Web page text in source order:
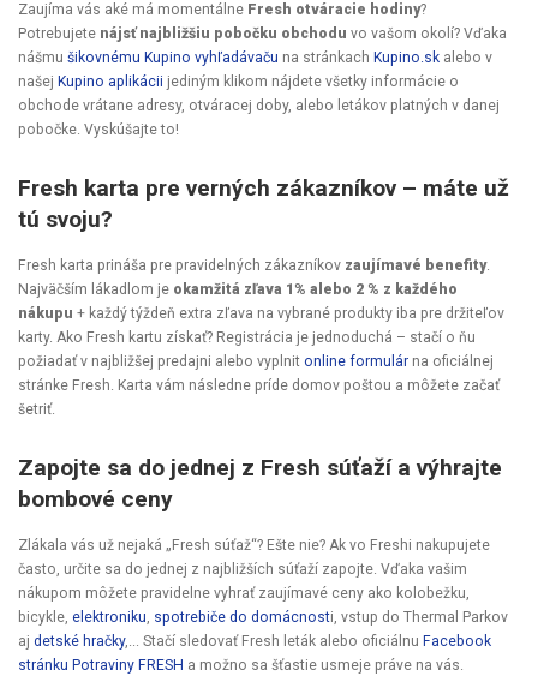
Zaujíma vás aké má momentálne Fresh otváracie hodiny?
Potrebujete nájsť najbližšiu pobočku obchodu vo vašom okolí? Vďaka
nášmu šikovnému Kupino vyhľadávaču na stránkach Kupino.sk alebo v
našej Kupino aplikácii jediným klikom nájdete všetky informácie o
obchode vrátane adresy, otváracej doby, alebo letákov platných v danej
pobočke. Vyskúšajte to!
Fresh karta pre verných zákazníkov – máte už
tú svoju?
Fresh karta prináša pre pravidelných zákazníkov zaujímavé benefity.
Najväčším lákadlom je okamžitá zľava 1% alebo 2 % z každého
nákupu + každý týždeň extra zľava na vybrané produkty iba pre držiteľov
karty. Ako Fresh kartu získať? Registrácia je jednoduchá – stačí o ňu
požiadať v najbližšej predajni alebo vyplnit online formulár na oficiálnej
stránke Fresh. Karta vám následne príde domov poštou a môžete začať
šetriť.
Zapojte sa do jednej z Fresh súťaží a výhrajte
bombové ceny
Zlákala vás už nejaká „Fresh súťaž“? Ešte nie? Ak vo Freshi nakupujete
často, určite sa do jednej z najbližších súťaží zapojte. Vďaka vašim
nákupom môžete pravidelne vyhrať zaujímavé ceny ako kolobežku,
bicykle, elektroniku spotrebiče do domácnosti, vstup do Thermal Parkov
aj detské hračky,... Stačí sledovať Fresh leták alebo oficiálnu Facebook
stránku Potraviny FRESH a možno sa šťastie usmeje práve na vás.